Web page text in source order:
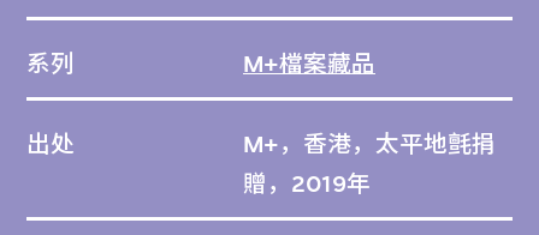
系列 M+檔案藏品
出处
M+，香港，太平地氈捐
贈，2019年